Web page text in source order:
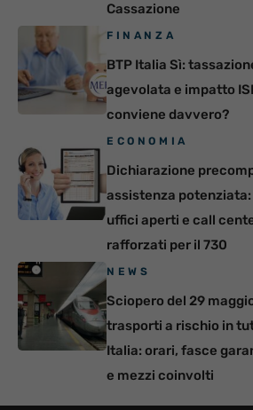
Cassazione
FINANZA
BTP Italia Sì:
agevolata e impatto
conviene davvero?
ECONOMIA
Dichiarazione
assistenza potenziata:
uffici aperti e call
rafforzati per il 730
NEWS
Sciopero del 29
trasporti a rischio in
Italia: orari, fasce
e mezzi coinvolti